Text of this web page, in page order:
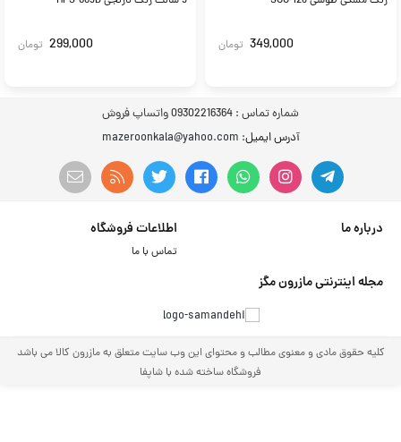
349,000 تومان 299,000 تومان
شماره تماس : 09302216364 واتساپ فروش
آدرس ایمیل: mazeroonkala@yahoo.com
درباره ما اطلاعات فروشگاه
تماس با ما
مجله اینترنتی مازرون مگز
کلیه حقوق مادی و معنوی مطالب و محتوای این وب سایت متعلق به مازرون کالا می باشد
فروشگاه ساخته شده با شاپفا